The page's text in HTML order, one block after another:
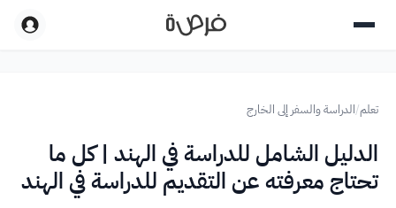
تعلم/الدراسة والسفر إلى الخارج
الدليل الشامل للدراسة في الهند | كل ما
تحتاج معرفته عن التقديم للدراسة في الهند